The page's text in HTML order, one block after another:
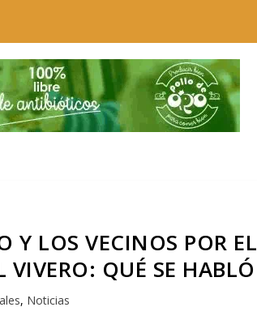
Y LOS VECINOS POR EL
VIVERO: QUÉ SE HABLÓ
, Noticias